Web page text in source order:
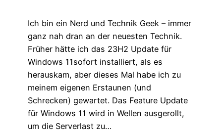
Ich bin ein Nerd und Technik Geek – immer
ganz nah dran an der neuesten Technik.
Früher hätte ich das 23H2 Update für
Windows 11sofort installiert, als es
herauskam, aber dieses Mal habe ich zu
meinem eigenen Erstaunen (und
Schrecken) gewartet. Das Feature Update
für Windows 11 wird in Wellen ausgerollt,
um die Serverlast zu…